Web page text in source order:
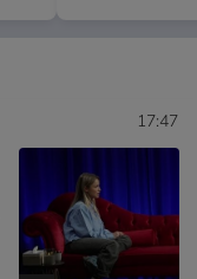
17:47